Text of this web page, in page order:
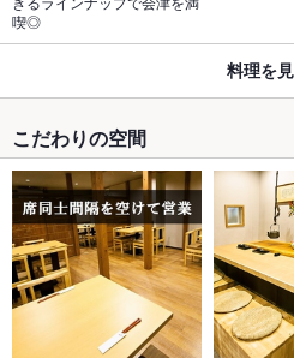
喫◎
料理を
こだわりの空間